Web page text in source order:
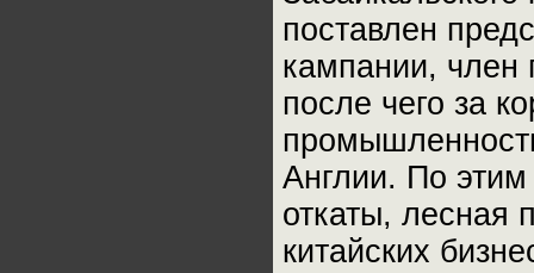
поставлен
кампании, член
после чего за
Англии. По
откаты, лесная
китайских